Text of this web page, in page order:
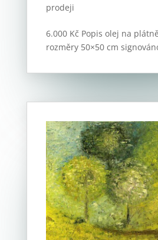
prodeji
6.000 Kč Popis olej na
rozměry 50×50 cm